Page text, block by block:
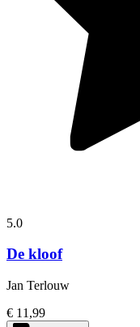
5.0
De kloof
Jan Terlouw
€ 11,99